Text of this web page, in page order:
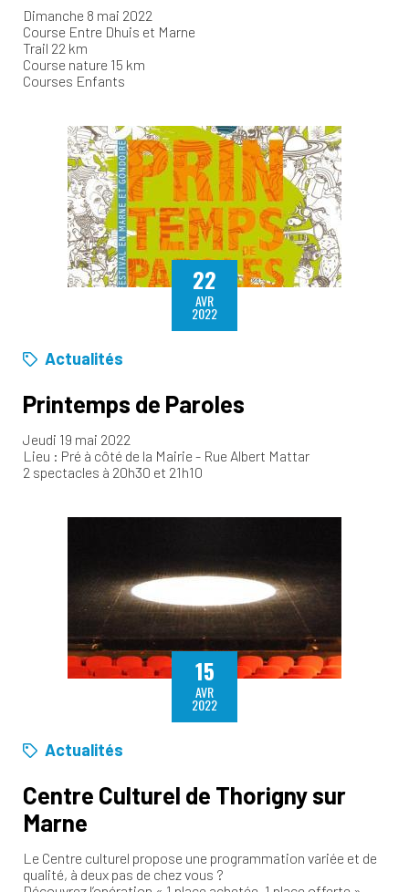
Dimanche 8 mai 2022
Course Entre Dhuis et Marne
Trail 22 km
Course nature 15 km
Courses Enfants
22
AVR
2022
Actualités
Printemps de Paroles
Jeudi 19 mai 2022
Lieu : Pré à côté de la Mairie - Rue Albert Mattar
2 spectacles à 20h30 et 21h10
15
AVR
2022
Actualités
Centre Culturel de Thorigny sur
Marne
Le Centre culturel propose une programmation variée et de
qualité, à deux pas de chez vous ?